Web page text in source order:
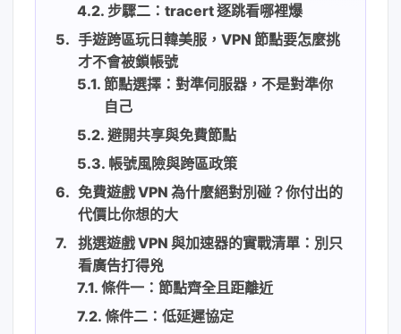
步驟二：tracert 逐跳看哪裡爆
手遊跨區玩日韓美服，VPN 節點要怎麼挑
才不會被鎖帳號
節點選擇：對準伺服器，不是對準你
自己
避開共享與免費節點
帳號風險與跨區政策
免費遊戲 VPN 為什麼絕對別碰？你付出的
代價比你想的大
挑選遊戲 VPN 與加速器的實戰清單：別只
看廣告打得兇
條件一：節點齊全且距離近
條件二：低延遲協定